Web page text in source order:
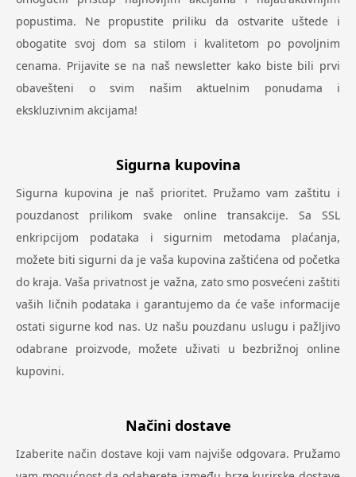
popustima. Ne propustite priliku da ostvarite uštede i
obogatite svoj dom sa stilom i kvalitetom po povoljnim
cenama. Prijavite se na naš newsletter kako biste bili prvi
obavešteni o svim našim aktuelnim ponudama i
ekskluzivnim akcijama!
Sigurna kupovina
Sigurna kupovina je naš prioritet. Pružamo vam zaštitu i
pouzdanost prilikom svake online transakcije. Sa SSL
enkripcijom podataka i sigurnim metodama plaćanja,
možete biti sigurni da je vaša kupovina zaštićena od početka
do kraja. Vaša privatnost je važna, zato smo posvećeni zaštiti
vaših ličnih podataka i garantujemo da će vaše informacije
ostati sigurne kod nas. Uz našu pouzdanu uslugu i pažljivo
odabrane proizvode, možete uživati u bezbrižnoj online
kupovini.
Načini dostave
Izaberite način dostave koji vam najviše odgovara. Pružamo